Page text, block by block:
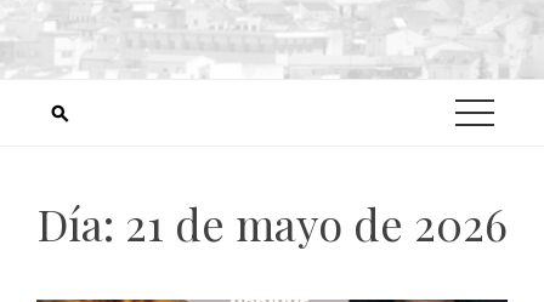
Día: 21 de mayo de 2026